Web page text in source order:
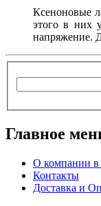
Ксеноновые
этого в них
напряжение.
Главное
О компании
Контакты
Доставка и